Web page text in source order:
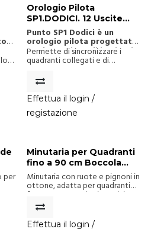
Orologio Pilota
SP1.DODICI. 12 Uscite
Programmabili e Slot per
Tastiera MIDI
Punto SP1 Dodici è un
orologio pilota progettato
per la gestione di impianti
orari e sistemi campanari
più articolati.
Permette di sincronizzare i
quadranti collegati e di
eventi e funzioni automatiche,
con un’elevata flessibilità di
configurazione.
Effettua il login /
registazione
per
e
Minutaria per Quadranti
fino a 90 cm Boccola
76mm
Minutaria con ruote e pignoni in
ottone, adatta per quadranti
fino a 90 cm. Uscite in acciaio
inox, boccola da 76 mm.
Effettua il login /